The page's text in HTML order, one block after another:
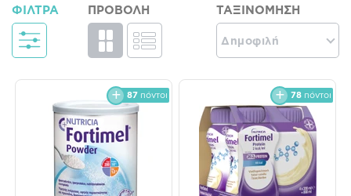
ΦΊΛΤΡΑ ΠΡΟΒΟΛΉ ΤΑΞΙΝΌΜΗΣΗ
Δημοφιλή
87 πόντοι 78 πόντοι